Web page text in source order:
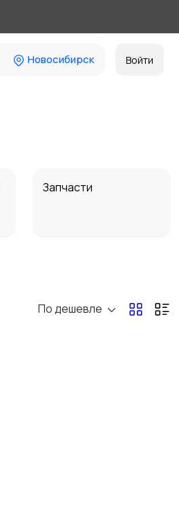
Новосибирск Войти
Запчасти
По дешевле